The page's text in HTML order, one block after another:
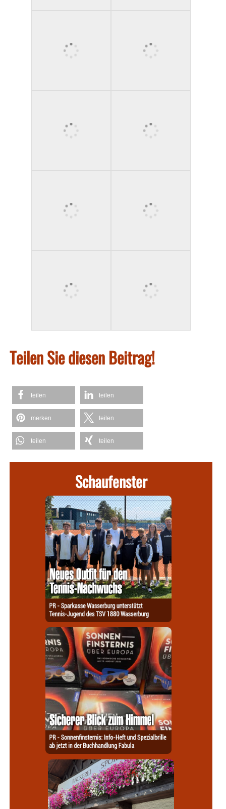
Teilen Sie diesen Beitrag!
teilen teilen
merken teilen
teilen teilen
Schaufenster